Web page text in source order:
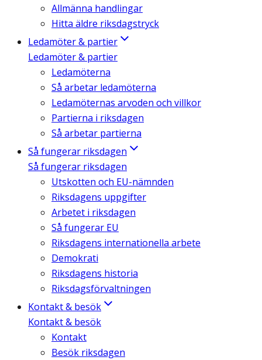
Allmänna handlingar
Hitta äldre riksdagstryck
Ledamöter & partier
Ledamöter & partier
Ledamöterna
Så arbetar ledamöterna
Ledamöternas arvoden och villkor
Partierna i riksdagen
Så arbetar partierna
Så fungerar riksdagen
Så fungerar riksdagen
Utskotten och EU-nämnden
Riksdagens uppgifter
Arbetet i riksdagen
Så fungerar EU
Riksdagens internationella arbete
Demokrati
Riksdagens historia
Riksdagsförvaltningen
Kontakt & besök
Kontakt & besök
Kontakt
Besök riksdagen